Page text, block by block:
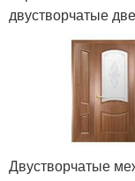
двустворчатые
Двустворчатые